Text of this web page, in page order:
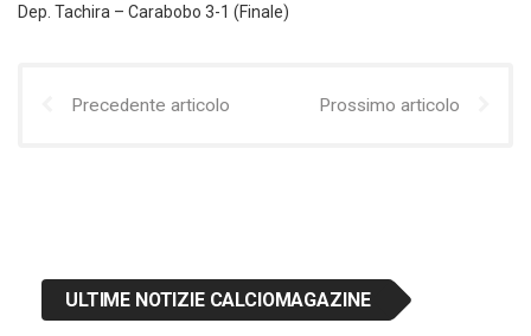
Dep. Tachira – Carabobo 3-1 (Finale)
Precedente articolo Prossimo articolo
ULTIME NOTIZIE CALCIOMAGAZINE